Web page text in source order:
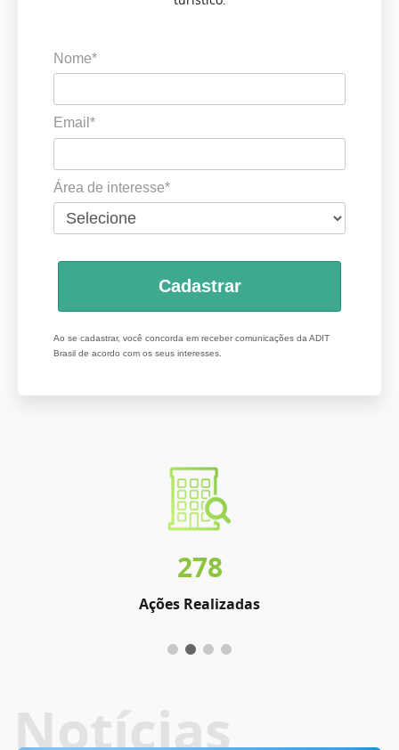
Nome*
Email*
Área de interesse*
Cadastrar
Ao se cadastrar, você concorda em receber comunicações da ADIT
Brasil de acordo com os seus interesses.
278
Ações Realizadas
Notícias